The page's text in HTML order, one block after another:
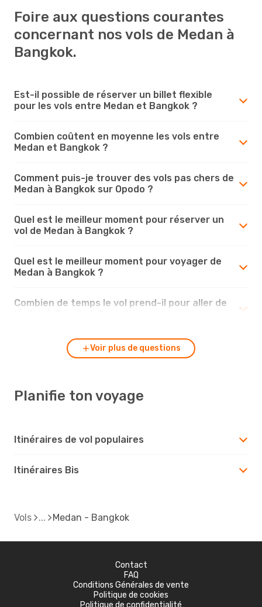
Foire aux questions courantes
concernant nos vols de Medan à
Bangkok.
Est-il possible de réserver un billet flexible
pour les vols entre Medan et Bangkok ?
Combien coûtent en moyenne les vols entre
Medan et Bangkok ?
Comment puis-je trouver des vols pas chers de
Medan à Bangkok sur Opodo ?
Quel est le meilleur moment pour réserver un
vol de Medan à Bangkok ?
Quel est le meilleur moment pour voyager de
Medan à Bangkok ?
Combien de temps le vol prend-il pour aller de
Voir plus de questions
Planifie ton voyage
Itinéraires de vol populaires
Itinéraires Bis
Vols Medan - Bangkok
Contact
FAQ
Conditions Générales de vente
Politique de cookies
Politique de confidentialité